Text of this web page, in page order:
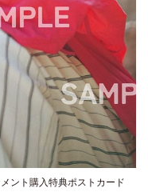
ント購入特典ポストカード